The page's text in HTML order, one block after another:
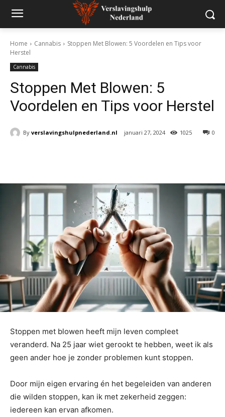
Home Cannabis
Stoppen Met Blowen: 5 Voordelen en Tips voor
Herstel
Cannabis
Stoppen Met Blowen: 5
Voordelen en Tips voor Herstel
By verslavingshulpnederland.nl januari 27, 2024 0
1025
Stoppen met blowen heeft mijn leven compleet
veranderd. Na 25 jaar wiet gerookt te hebben, weet ik als
geen ander hoe je zonder problemen kunt stoppen.
Door mijn eigen ervaring én het begeleiden van anderen
die wilden stoppen, kan ik met zekerheid zeggen:
iedereen kan ervan afkomen.